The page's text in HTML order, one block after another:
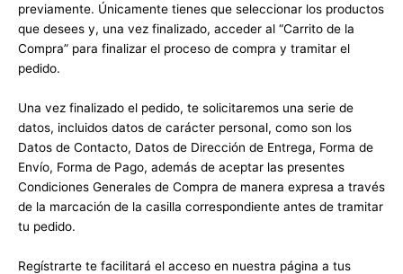
previamente. Únicamente tienes que seleccionar los productos
que desees y, una vez finalizado, acceder al “Carrito de la
Compra” para finalizar el proceso de compra y tramitar el
pedido.
Una vez finalizado el pedido, te solicitaremos una serie de
datos, incluidos datos de carácter personal, como son los
Datos de Contacto, Datos de Dirección de Entrega, Forma de
Envío, Forma de Pago, además de aceptar las presentes
Condiciones Generales de Compra de manera expresa a través
de la marcación de la casilla correspondiente antes de tramitar
tu pedido.
Regístrarte te facilitará el acceso en nuestra página a tus